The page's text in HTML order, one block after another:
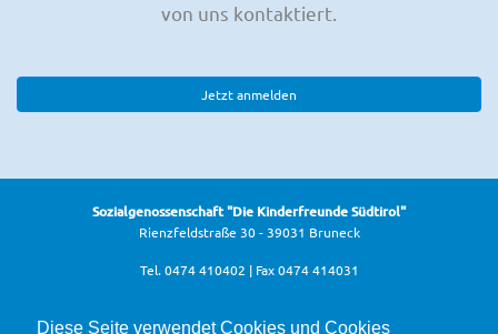
Diese Seite verwendet Cookies und Cookies
von uns kontaktiert.
Jetzt anmelden
Sozialgenossenschaft "Die Kinderfreunde Südtirol"
Rienzfeldstraße 30 - 39031 Bruneck
Tel. 0474 410402 | Fax 0474 414031